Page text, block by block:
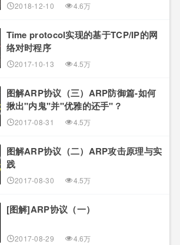
2018-12-10 4.6万
Time protocol实现的基于TCP/IP的网
络对时程序
2017-10-13 4.5万
图解ARP协议（三）ARP防御篇-如何
揪出"内鬼"并"优雅的还手"？
2017-08-31 4.5万
图解ARP协议（二）ARP攻击原理与实
践
2017-08-30 4.5万
[图解]ARP协议（一）
2017-08-29 4.6万